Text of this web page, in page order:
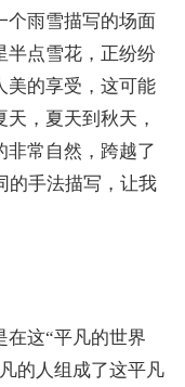
雨雪描写的场面
半点雪花，正纷纷
美的享受，这可能
，夏天到秋天，
非常自然，跨越了
的手法描写，让我
这“平凡的世界
的人组成了这平凡